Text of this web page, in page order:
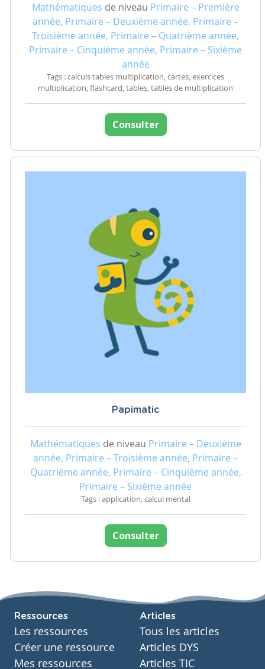
Mathématiques de niveau Primaire – Première
année, Primaire – Deuxième année, Primaire –
Troisième année, Primaire – Quatrième année,
Primaire – Cinquième année, Primaire – Sixième
année
Tags : calculs tables multiplication, cartes, exercices
multiplication, flashcard, tables, tables de multiplication
Consulter
Papimatic
Mathématiques de niveau Primaire – Deuxième
année, Primaire – Troisième année, Primaire –
Quatrième année, Primaire – Cinquième année,
Primaire – Sixième année
Tags : application, calcul mental
Consulter
Ressources
Les ressources
Créer une ressource
Mes ressources
Articles
Tous les articles
Articles DYS
Articles TIC